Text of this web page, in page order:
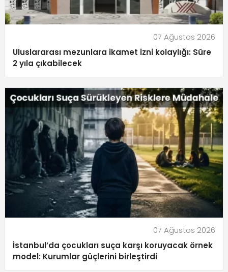
07 Ağustos 2026
Uluslararası mezunlara ikamet izni kolaylığı: Süre
2 yıla çıkabilecek
07 Ağustos 2026
İstanbul’da çocukları suça karşı koruyacak örnek
model: Kurumlar güçlerini birleştirdi